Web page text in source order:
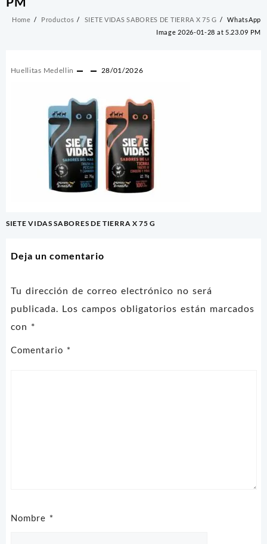
Home Productos SIETE VIDAS SABORES DE TIERRA X 75 G
WhatsApp
Image 2026-01-28 at 5.23.09 PM
Huellitas Medellin 28/01/2026
Navegación
SIETE VIDAS SABORES DE TIERRA X 75 G
Deja un comentario
Tu dirección de correo electrónico no será
publicada. Los campos obligatorios están marcados
con *
Comentario *
Nombre *